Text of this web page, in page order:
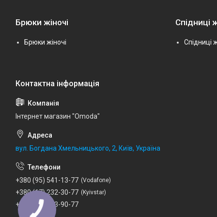
Брюки жіночі
Брюки жіночі
Спідниці
Спідниці
Інтернет магазин "Omoda"
вул. Богдана Хмельницького, 2, Київ, Україна
+380 (95) 541-13-77 Vodafone
+380 (67) 232-30-77 Kyivstar
+380 (73) 753-90-77
Lifecell